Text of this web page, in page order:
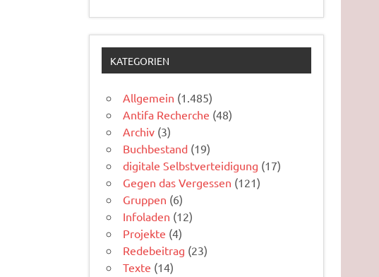
KATEGORIEN
Allgemein (1.485)
Antifa Recherche (48)
Archiv (3)
Buchbestand (19)
digitale Selbstverteidigung (17)
Gegen das Vergessen (121)
Gruppen (6)
Infoladen (12)
Projekte (4)
Redebeitrag (23)
Texte (14)